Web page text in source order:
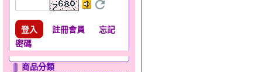
註冊會員
忘記
密碼
商品分類